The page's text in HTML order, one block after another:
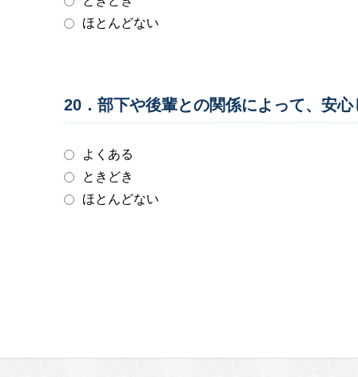
ほとんどない
20．部下や後輩との関係によって、安
よくある
ときどき
ほとんどない